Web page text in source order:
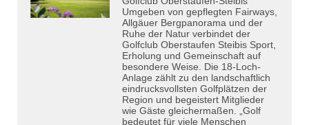
Umgeben von gepflegten Fairways,
Allgäuer Bergpanorama und der
Ruhe der Natur verbindet der
Golfclub Oberstaufen Steibis Sport,
Erholung und Gemeinschaft auf
besondere Weise. Die 18-Loch-
Anlage zählt zu den landschaftlich
eindrucksvollsten Golfplätzen der
Region und begeistert Mitglieder
wie Gäste gleichermaßen. „Golf
bedeutet für viele Menschen